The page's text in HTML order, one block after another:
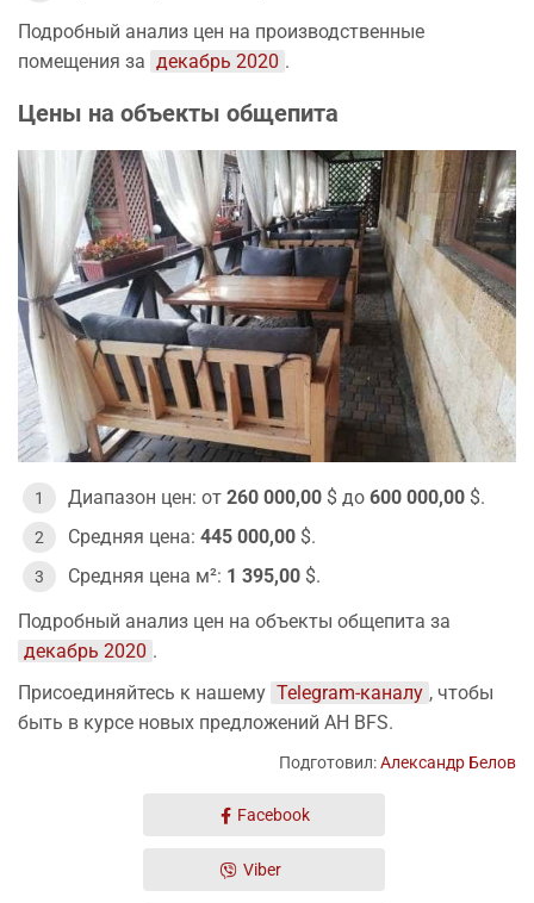
Подробный анализ цен на производственные
помещения за декабрь 2020 .
Цены на объекты общепита
Диапазон цен: от 260 000,00 $ до 600 000,00 $.
Средняя цена: 445 000,00 $.
Средняя цена м²: 1 395,00 $.
Подробный анализ цен на объекты общепита за
декабрь 2020 .
Присоединяйтесь к нашему Telegram-каналу , чтобы
быть в курсе новых предложений АН BFS.
Подготовил:Александр Белов
Facebook
Viber